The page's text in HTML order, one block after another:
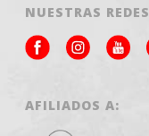
NUESTRAS
AFILIADOS A: